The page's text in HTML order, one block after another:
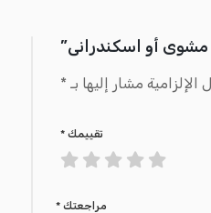
أو اسكندرانى”
الإلزامية مشار إليها بـ *
تقييمك *
مراجعتك *